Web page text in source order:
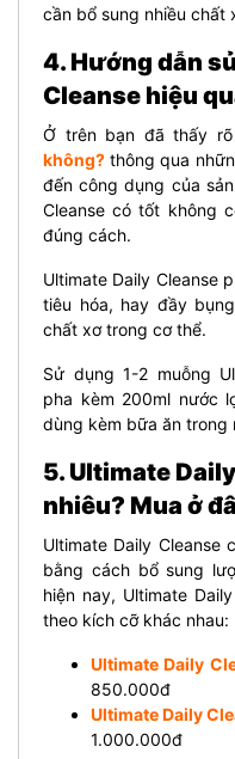
cần bổ sung nhiều chất
4. Hướng dẫn
Cleanse hiệu
Ở trên bạn đã thấy rõ
không? thông qua
đến công dụng của
Cleanse có tốt không
đúng cách.
Ultimate Daily Cleanse
tiêu hóa, hay đầy
chất xơ trong cơ thể.
Sử dụng 1-2 muỗng
pha kèm 200ml nước
dùng kèm bữa ăn trong
5. Ultimate
nhiêu? Mua ở
Ultimate Daily
bằng cách bổ sung
hiện nay, Ultimate
theo kích cỡ khác nhau:
Ultimate Daily
850.000đ
Ultimate Daily
1.000.000đ